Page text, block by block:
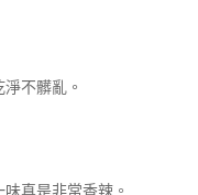
不髒亂。
真是非常香辣。